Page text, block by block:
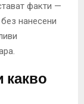
факти —
нанесени
какво